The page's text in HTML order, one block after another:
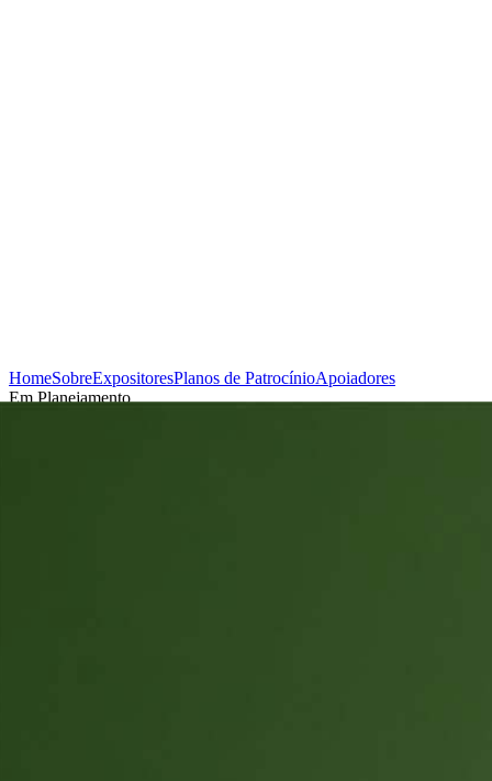
HomeSobreExpositoresPlanos de PatrocínioApoiadores
Em Planejamento